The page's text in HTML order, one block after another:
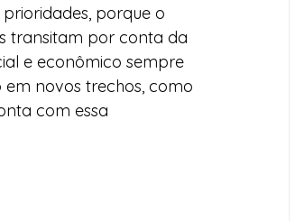
porque o
transitam por conta da
e econômico sempre
novos trechos, como
com essa